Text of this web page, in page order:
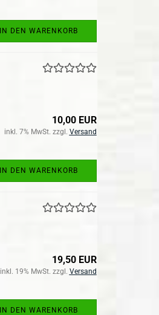
IN DEN WARENKORB
10,00 EUR
inkl. 7% MwSt. zzgl. Versand
IN DEN WARENKORB
19,50 EUR
inkl. 19% MwSt. zzgl. Versand
IN DEN WARENKORB